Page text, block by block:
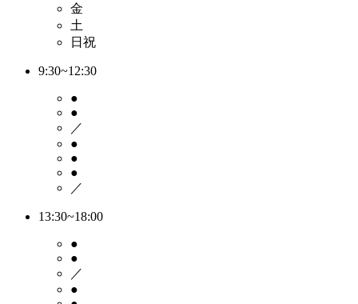
金
土
日祝
9:30~12:30
●
●
／
●
●
●
／
13:30~18:00
●
●
／
●